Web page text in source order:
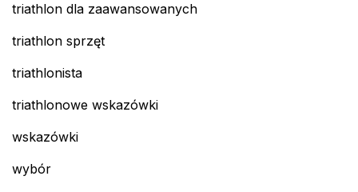
triathlon dla zaawansowanych
triathlon sprzęt
triathlonista
triathlonowe wskazówki
wskazówki
wybór